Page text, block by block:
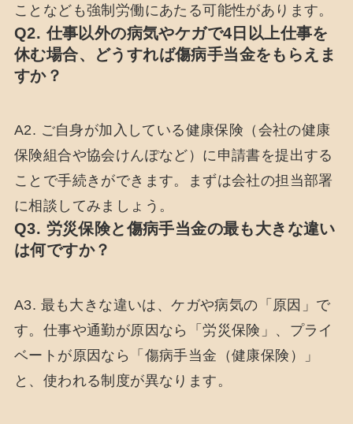
ことなども強制労働にあたる可能性があります。
Q2. 仕事以外の病気やケガで4日以上仕事を
休む場合、どうすれば傷病手当金をもらえま
すか？
A2. ご自身が加入している健康保険（会社の健康
保険組合や協会けんぽなど）に申請書を提出する
ことで手続きができます。まずは会社の担当部署
に相談してみましょう。
Q3. 労災保険と傷病手当金の最も大きな違い
は何ですか？
A3. 最も大きな違いは、ケガや病気の「原因」で
す。仕事や通勤が原因なら「労災保険」、プライ
ベートが原因なら「傷病手当金（健康保険）」
と、使われる制度が異なります。